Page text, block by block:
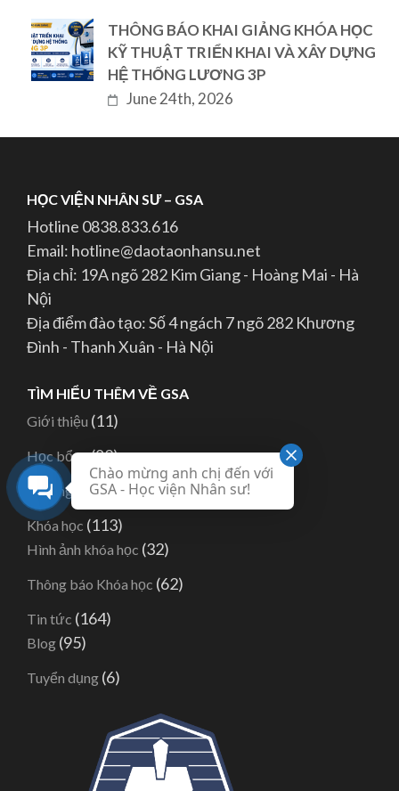
THÔNG BÁO KHAI GIẢNG KHÓA HỌC
KỸ THUẬT TRIỂN KHAI VÀ XÂY DỰNG
HỆ THỐNG LƯƠNG 3P
June 24th, 2026
HỌC VIỆN NHÂN SƯ – GSA
Hotline 0838.833.616
Email: hotline@daotaonhansu.net
Địa chỉ: 19A ngõ 282 Kim Giang - Hoàng Mai - Hà
Nội
Địa điểm đào tạo: Số 4 ngách 7 ngõ 282 Khương
Đình - Thanh Xuân - Hà Nội
TÌM HIỂU THÊM VỀ GSA
Giới thiệu (11)
Học bổng(82)
Hướng dẫn(1)
Khóa học (113)
Hình ảnh khóa học (32)
Thông báo Khóa học (62)
Tin tức (164)
Blog (95)
Tuyển dụng (6)
Chào mừng anh chị đến với
GSA - Học viện Nhân sư!